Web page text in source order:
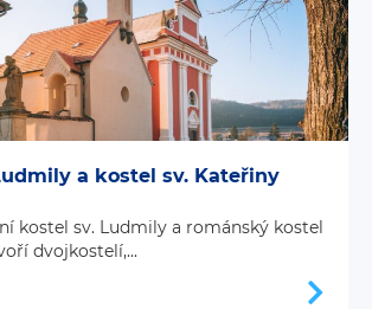
a kostel sv. Kateřiny
kostel sv. Ludmily a románský kostel
dvojkostelí,...